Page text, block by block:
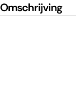
Omschrijving